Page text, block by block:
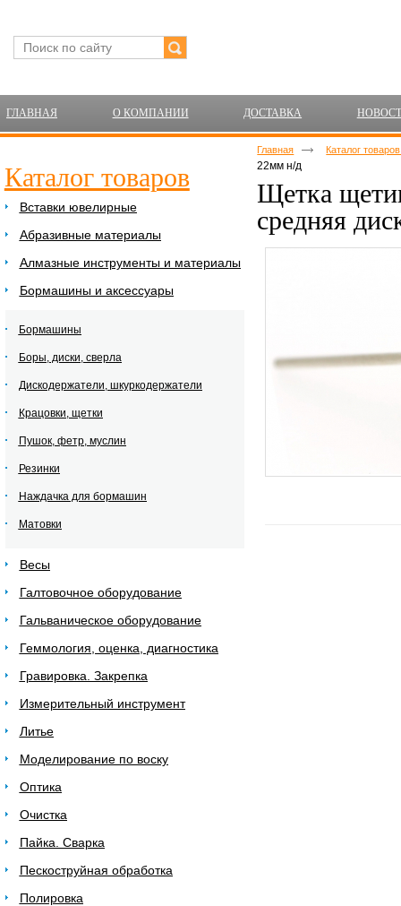
ГЛАВНАЯ О КОМПАНИИ ДОСТАВКА
Каталог товаров
Вставки ювелирные
Абразивные материалы
Алмазные инструменты и материалы
Бормашины и аксессуары
Бормашины
Боры, диски, сверла
Дискодержатели, шкуркодержатели
Крацовки, щетки
Пушок, фетр, муслин
Резинки
Наждачка для бормашин
Матовки
Весы
Галтовочное оборудование
Гальваническое оборудование
Геммология, оценка, диагностика
Гравировка. Закрепка
Измерительный инструмент
Литье
Моделирование по воску
Оптика
Очистка
Пайка. Сварка
Пескоструйная обработка
Полировка
Главная Каталог
22мм н/д
Щетка
средняя